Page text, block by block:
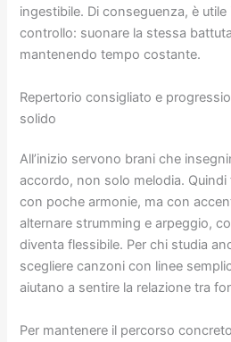
ingestibile. Di conseguenza, è
controllo: suonare la stessa
mantenendo tempo costante.
Repertorio consigliato e
solido
All’inizio servono brani che
accordo, non solo melodia.
con poche armonie, ma con
alternare strumming e arpeggio,
diventa flessibile. Per chi studia
scegliere canzoni con linee
aiutano a sentire la relazione tra
Per mantenere il percorso